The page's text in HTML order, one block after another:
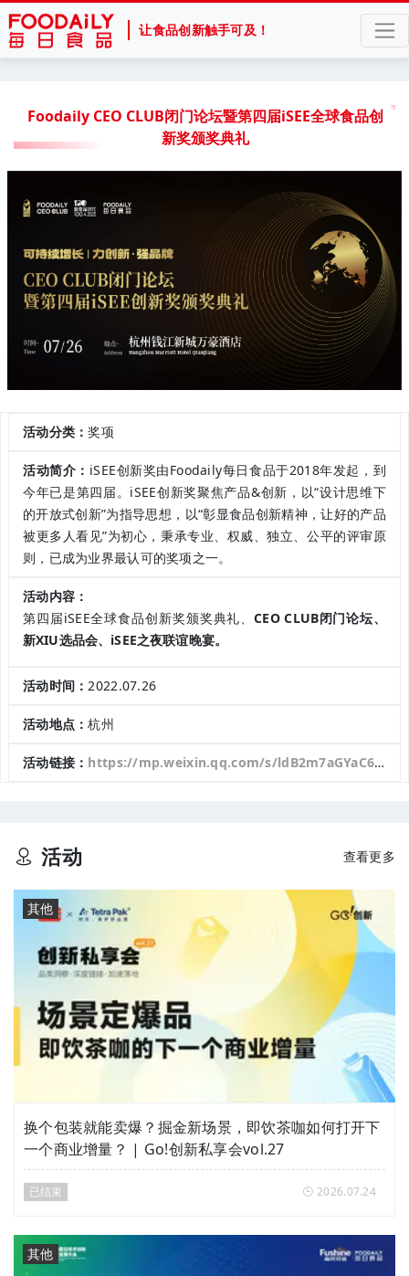
让食品创新触手可及！
Foodaily CEO CLUB闭门论坛暨第四届iSEE全球食品创
新奖颁奖典礼
活动分类：奖项
活动简介： iSEE创新奖由Foodaily每日食品于2018年发起，到
今年已是第四届。iSEE创新奖聚焦产品&创新，以“设计思维下
的开放式创新”为指导思想，以“彰显食品创新精神，让好的产品
被更多人看见”为初心，秉承专业、权威、独立、公平的评审原
则，已成为业界最认可的奖项之一。
活动内容：
第四届iSEE全球食品创新奖颁奖典礼、CEO CLUB闭门论坛、
新XIU选品会、 iSEE之夜联谊晚宴。
活动时间：2022.07.26
活动地点：杭州
活动链接： https://mp.weixin.qq.com/s/ldB2m7aGYaC6iCfLPDsUsQ
活动 查看更多
其他
换个包装就能卖爆？掘金新场景，即饮茶咖如何打开下
一个商业增量？ | Go!创新私享会vol.27
已结束 2026.07.24
其他